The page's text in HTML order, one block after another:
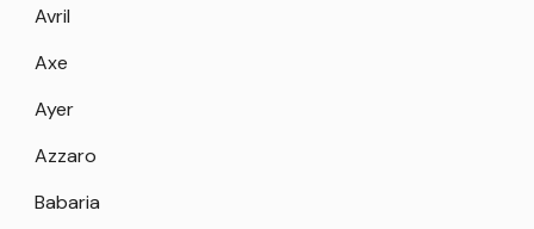
Avril
Axe
Ayer
Azzaro
Babaria